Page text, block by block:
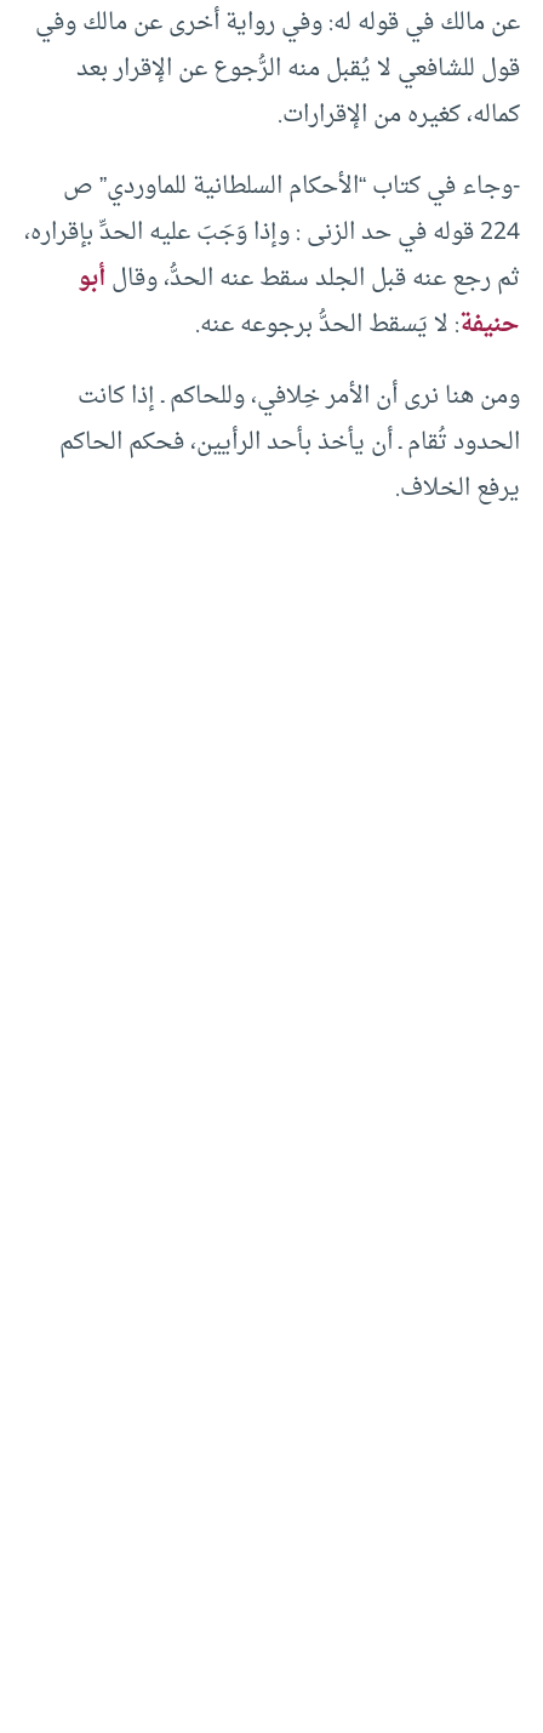
عن مالك في قوله له: وفي رواية أخرى عن مالك وفي
قول للشافعي لا يُقبل منه الرُّجوع عن الإقرار بعد
كماله، كغيره من الإقرارات.
-وجاء في كتاب “الأحكام السلطانية للماوردي” ص
224 قوله في حد الزنى : وإذا وَجَبَ عليه الحدِّ بإقراره،
ثم رجع عنه قبل الجلد سقط عنه الحدُّ، وقالأبو
حنيفة: لا يَسقط الحدُّ برجوعه عنه.
ومن هنا نرى أن الأمر خِلافي، وللحاكم ـ إذا كانت
الحدود تُقام ـ أن يأخذ بأحد الرأيين، فحكم الحاكم
يرفع الخلاف.